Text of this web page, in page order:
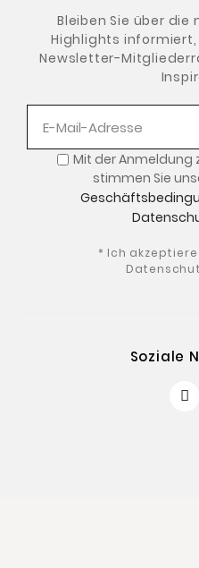
Bleiben Sie über
Highlights informiert,
Newsletter-
Mit der Anmeldung
stimmen Sie
* Ich
Soziale